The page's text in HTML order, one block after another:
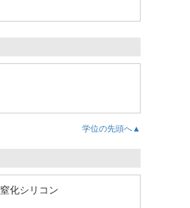
学位の先頭へ▲
窒化シリコン